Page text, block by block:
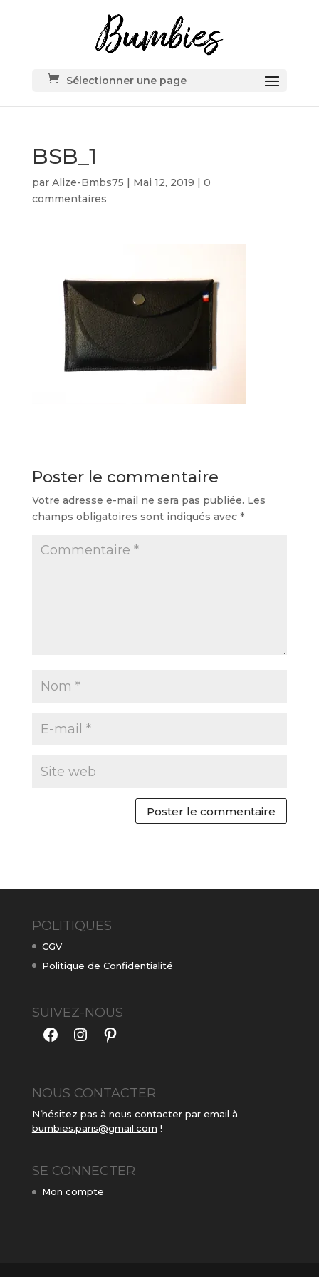
Sélectionner une page
BSB_1
par Alize-Bmbs75 | Mai 12, 2019 | 0
commentaires
Poster le commentaire
Votre adresse e-mail ne sera pas publiée. Les
champs obligatoires sont indiqués avec *
POLITIQUES
CGV
Politique de Confidentialité
SUIVEZ-NOUS
FacebookInstagramPinterest
NOUS CONTACTER
N’hésitez pas à nous contacter par email à
bumbies.paris@gmail.com !
SE CONNECTER
Mon compte